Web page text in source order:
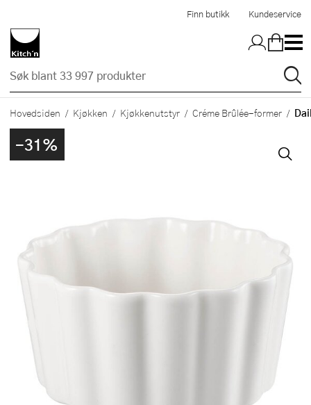
Finn butikk Kundeservice
Hovedsiden Kjøkken Kjøkkenutstyr Créme Brûlée-former
-31%